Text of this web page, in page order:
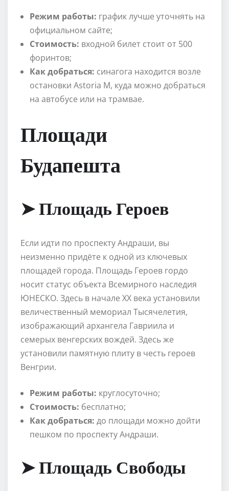
Режим работы: график лучше уточнять на
официальном сайте;
Стоимость: входной билет стоит от 500
форинтов;
Как добраться: синагога находится возле
остановки Astoria М, куда можно добраться
на автобусе или на трамвае.
Площади
Будапешта
➤ Площадь Героев
Если идти по проспекту Андраши, вы
неизменно придёте к одной из ключевых
площадей города. Площадь Героев гордо
носит статус объекта Всемирного наследия
ЮНЕСКО. Здесь в начале XX века установили
величественный мемориал Тысячелетия,
изображающий архангела Гавриила и
семерых венгерских вождей. Здесь же
установили памятную плиту в честь героев
Венгрии.
Режим работы: круглосуточно;
Стоимость: бесплатно;
Как добраться: до площади можно дойти
пешком по проспекту Андраши.
➤ Площадь Свободы